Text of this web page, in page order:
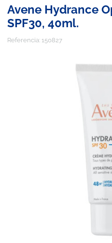
Avene Hydrance
SPF30, 40ml.
Referencia: 150827